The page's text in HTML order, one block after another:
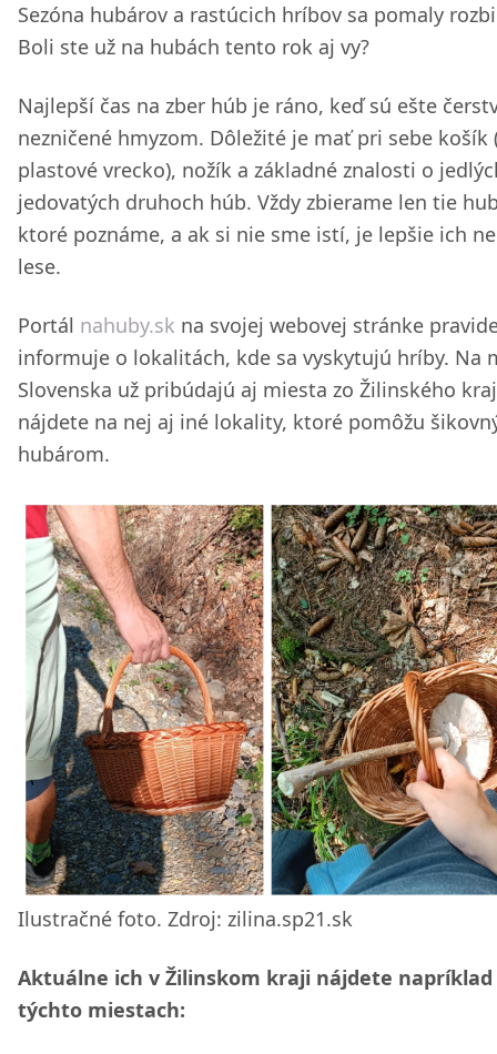
Sezóna hubárov a rastúcich hríbov sa pomaly
Boli ste už na hubách tento rok aj vy?
Najlepší čas na zber húb je ráno, keď sú ešte
nezničené hmyzom. Dôležité je mať pri sebe košík
plastové vrecko), nožík a základné znalosti o
jedovatých druhoch húb. Vždy zbierame len tie
ktoré poznáme, a ak si nie sme istí, je lepšie ich
lese.
Portál nahuby.sk na svojej webovej stránke
informuje o lokalitách, kde sa vyskytujú hríby. Na
Slovenska už pribúdajú aj miesta zo Žilinského
nájdete na nej aj iné lokality, ktoré pomôžu
hubárom.
Ilustračné foto. Zdroj: zilina.sp21.sk
Aktuálne ich v Žilinskom kraji nájdete napríklad
týchto miestach: